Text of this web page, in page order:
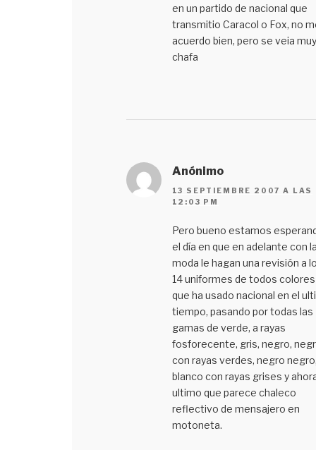
en un partido de nacional que
transmitio Caracol o Fox, no
acuerdo bien, pero se veia muy
chafa
Anónimo
13 SEPTIEMBRE 2007 A LAS
12:03 PM
Pero bueno estamos
el día en que en adelante con
moda le hagan una revisión a
14 uniformes de todos colores
que ha usado nacional en el
tiempo, pasando por todas las
gamas de verde, a rayas
fosforecente, gris, negro,
con rayas verdes, negro
blanco con rayas grises y
ultimo que parece chaleco
reflectivo de mensajero en
motoneta.